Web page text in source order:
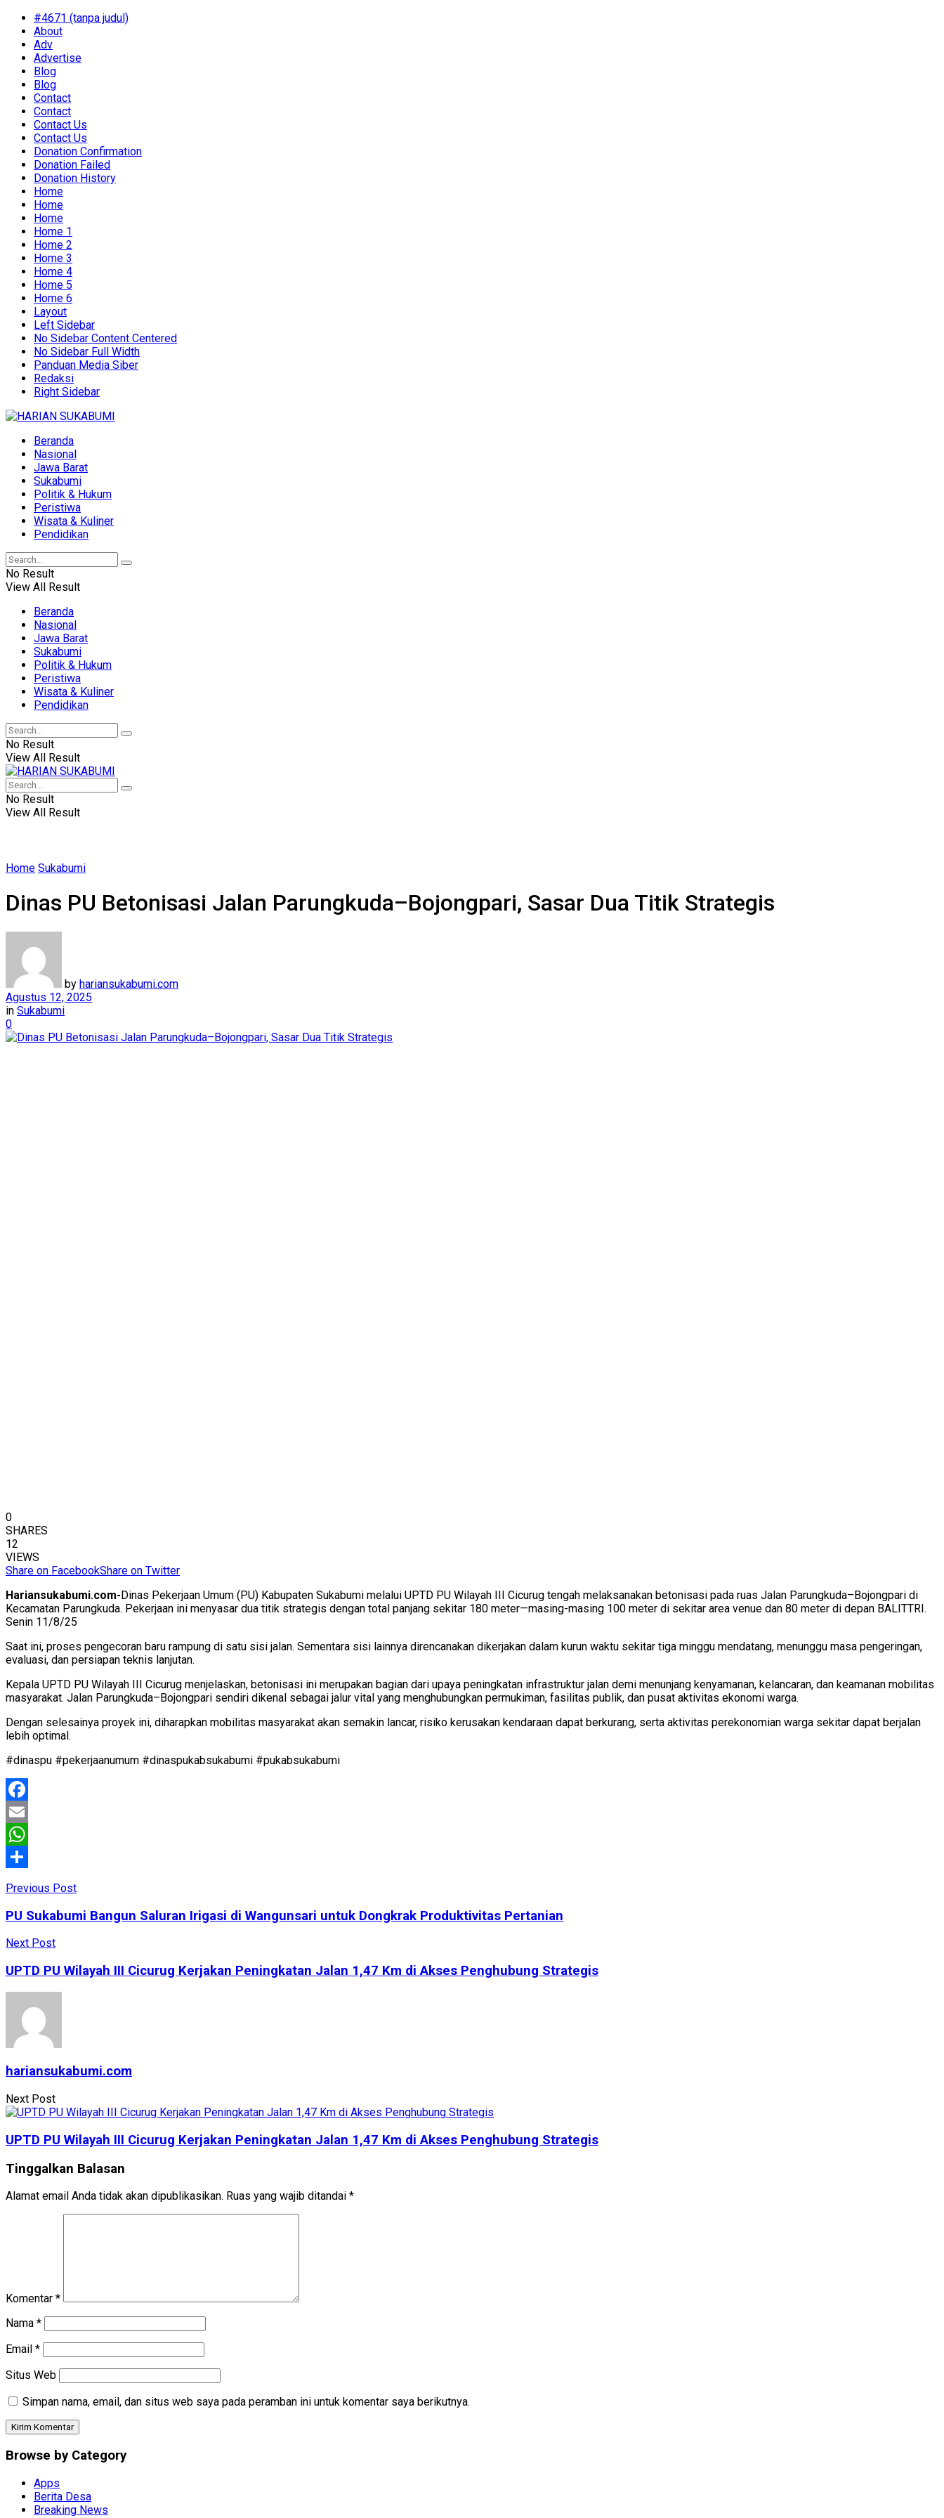
#4671 (tanpa judul)
About
Adv
Advertise
Blog
Blog
Contact
Contact
Contact Us
Contact Us
Donation Confirmation
Donation Failed
Donation History
Home
Home
Home
Home 1
Home 2
Home 3
Home 4
Home 5
Home 6
Layout
Left Sidebar
No Sidebar Content Centered
No Sidebar Full Width
Panduan Media Siber
Redaksi
Right Sidebar
Beranda
Nasional
Jawa Barat
Sukabumi
Politik & Hukum
Peristiwa
Wisata & Kuliner
Pendidikan
No Result
View All Result
Beranda
Nasional
Jawa Barat
Sukabumi
Politik & Hukum
Peristiwa
Wisata & Kuliner
Pendidikan
No Result
View All Result
No Result
View All Result
Home Sukabumi
Dinas PU Betonisasi Jalan Parungkuda–Bojongpari, Sasar Dua Titik Strategis
by hariansukabumi.com
Agustus 12, 2025
in Sukabumi
0
0
SHARES
12
VIEWS
Share on FacebookShare on Twitter
Hariansukabumi.com-Dinas Pekerjaan Umum (PU) Kabupaten Sukabumi melalui UPTD PU Wilayah III Cicurug tengah melaksanakan betonisasi pada ruas Jalan Parungkuda–Bojongpari di
Kecamatan Parungkuda. Pekerjaan ini menyasar dua titik strategis dengan total panjang sekitar 180 meter—masing-masing 100 meter di sekitar area venue dan 80 meter di depan BALITTRI.
Senin 11/8/25
Saat ini, proses pengecoran baru rampung di satu sisi jalan. Sementara sisi lainnya direncanakan dikerjakan dalam kurun waktu sekitar tiga minggu mendatang, menunggu masa pengeringan,
evaluasi, dan persiapan teknis lanjutan.
Kepala UPTD PU Wilayah III Cicurug menjelaskan, betonisasi ini merupakan bagian dari upaya peningkatan infrastruktur jalan demi menunjang kenyamanan, kelancaran, dan keamanan mobilitas
masyarakat. Jalan Parungkuda–Bojongpari sendiri dikenal sebagai jalur vital yang menghubungkan permukiman, fasilitas publik, dan pusat aktivitas ekonomi warga.
Dengan selesainya proyek ini, diharapkan mobilitas masyarakat akan semakin lancar, risiko kerusakan kendaraan dapat berkurang, serta aktivitas perekonomian warga sekitar dapat berjalan
lebih optimal.
#dinaspu #pekerjaanumum #dinaspukabsukabumi #pukabsukabumi
Facebook
Email
WhatsApp
Previous Post
PU Sukabumi Bangun Saluran Irigasi di Wangunsari untuk Dongkrak Produktivitas Pertanian
Next Post
UPTD PU Wilayah III Cicurug Kerjakan Peningkatan Jalan 1,47 Km di Akses Penghubung Strategis
hariansukabumi.com
Next Post
UPTD PU Wilayah III Cicurug Kerjakan Peningkatan Jalan 1,47 Km di Akses Penghubung Strategis
Tinggalkan Balasan
Alamat email Anda tidak akan dipublikasikan. Ruas yang wajib ditandai *
Komentar *
Nama *
Email *
Situs Web
Simpan nama, email, dan situs web saya pada peramban ini untuk komentar saya berikutnya.
Browse by Category
Apps
Berita Desa
Breaking News